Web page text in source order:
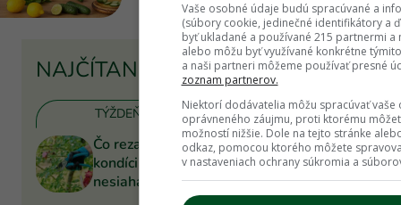
NAJČÍTANEJŠIE
TÝŽDEŇ MESIAC
Čo rezať v auguste? Udržte rastliny v
kondícii, no na tieto druhy radšej
nesiahajte!
Vaše osobné údaje budú spracúvané a
(súbory cookie, jedinečné identifikátory a
byť ukladané a používané 215 partnermi a
alebo môžu byť využívané konkrétne
a naši partneri môžeme používať presné
zoznam partnerov.
Niektorí dodávatelia môžu spracúvať vaše
oprávneného záujmu, proti ktorému
možností nižšie. Dole na tejto stránke
odkaz, pomocou ktorého môžete
v nastaveniach ochrany súkromia a